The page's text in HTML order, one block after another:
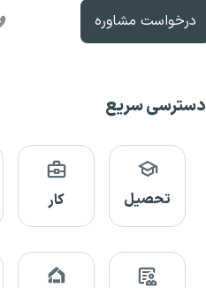
درخواست مشاوره
دسترسی سریع
تحصیل کار